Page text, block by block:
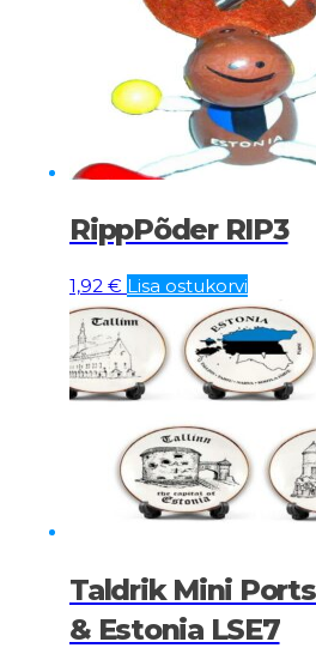
RippPõder RIP3
1,92 € Lisa ostukorvi
Taldrik Mini
& Estonia LSE7